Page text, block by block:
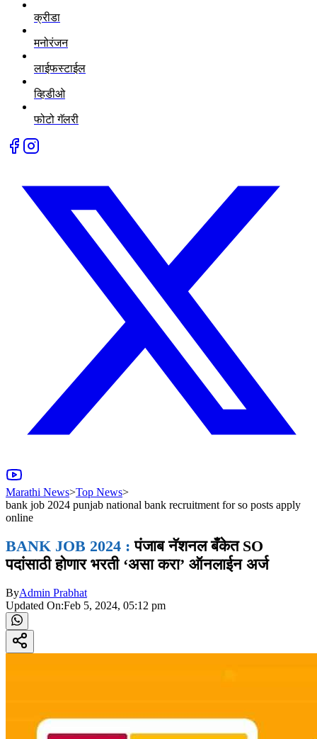
क्रीडा
मनोरंजन
लाईफस्टाईल
व्हिडीओ
फोटो गॅलरी
Marathi News>Top News>
bank job 2024 punjab national bank recruitment for so posts apply
online
BANK JOB 2024 : पंजाब नॅशनल बँकेत SO
पदांसाठी होणार भरती ‘असा करा’ ऑनलाईन अर्ज
ByAdmin Prabhat
Updated On:Feb 5, 2024, 05:12 pm